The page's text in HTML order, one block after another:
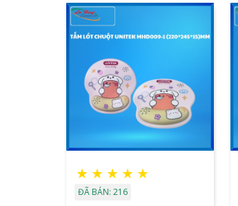
★ ★ ★ ★ ★
ĐÃ BÁN: 216